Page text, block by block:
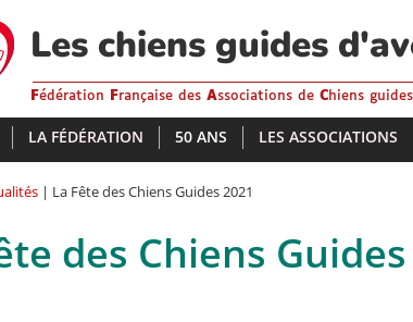
Les chiens guides
Fédération Française des Associations de Chiens
LA FÉDÉRATION 50 ANS LES ASSOCIATIONS
| La Fête des Chiens Guides 2021
des Chiens Guides